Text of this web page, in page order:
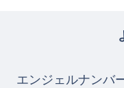
エンジェルナンバ